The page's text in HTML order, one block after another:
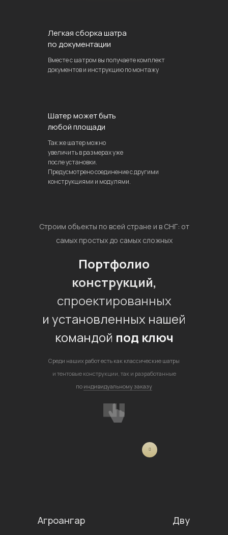
Легкая сборка шатра
по документации
Вместе с шатром вы получаете комплект
документов и инструкцию по монтажу
Шатер может быть
любой площади
Так же шатер можно
увеличить в размерах уже
после установки.
Предусмотрено соединение с другими
конструкциями и модулями.
Строим объекты по всей стране и в СНГ: от
самых простых до самых сложных
Портфолио
конструкций,
спроектированных
и установленных нашей
командой под ключ
Среди наших работ есть как классические шатры
и тентовые конструкции, так и разработанные
по индивидуальному заказу
Агроангар